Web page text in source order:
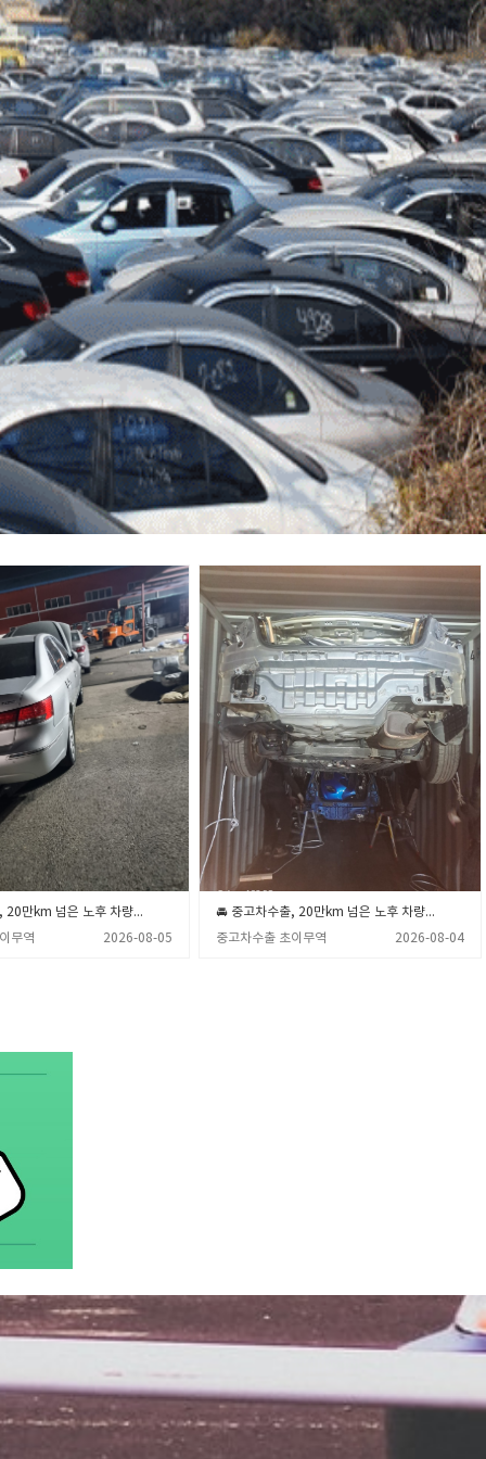
🚘 중고차수출, 20만km 넘은 노후 차량 폐차장 보내기 전 꼭 확인해야 할 3가지 💡 (중고차수출 초이무역)
무역
2026-08-05
🚘 중고차수출, 20만km 넘은 노후 차량 폐차장 보내기 전 꼭 알아야 할 3가지 💡 (중고차수출 초이무역)
중고차수출 초이무역
2026-08-04